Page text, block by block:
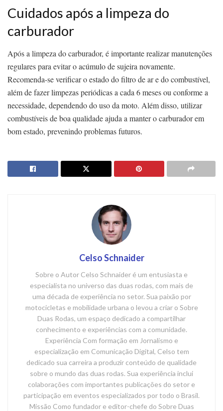
Cuidados após a limpeza do
carburador
Após a limpeza do carburador, é importante realizar manutenções
regulares para evitar o acúmulo de sujeira novamente.
Recomenda-se verificar o estado do filtro de ar e do combustível,
além de fazer limpezas periódicas a cada 6 meses ou conforme a
necessidade, dependendo do uso da moto. Além disso, utilizar
combustíveis de boa qualidade ajuda a manter o carburador em
bom estado, prevenindo problemas futuros.
Celso Schnaider
Sobre o Autor Celso Schnaider é um entusiasta e
especialista no universo das duas rodas, com mais de
uma década de experiência no setor. Sua paixão por
motocicletas e mobilidade urbana o levou a criar o Sobre
Duas Rodas, um espaço dedicado a compartilhar
conhecimento e experiências com a comunidade.
Experiência Com formação em Jornalismo e
especialização em Comunicação Digital, Celso tem
dedicado sua carreira a produzir conteúdo de qualidade
sobre o mundo das duas rodas. Sua experiência inclui
colaborações com importantes publicações do setor e
participação em eventos especializados por todo o Brasil.
Missão Como fundador e editor-chefe do Sobre Duas